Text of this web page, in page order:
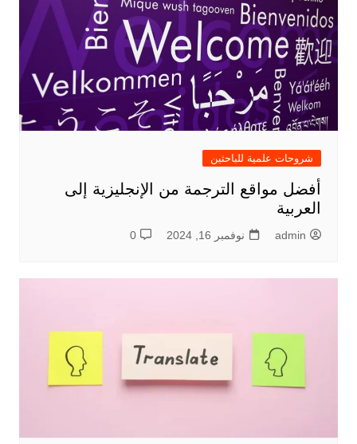
شروحات علمية للباحثين
أفضل مواقع الترجمة من الإنجليزية إلى
العربية
admin نوفمبر 16, 2024 0